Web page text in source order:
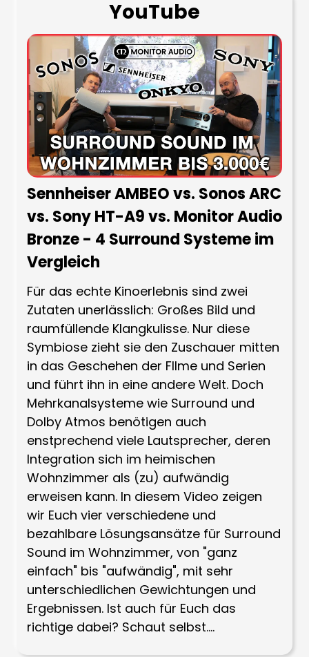
YouTube
Sennheiser AMBEO vs. Sonos ARC
vs. Sony HT-A9 vs. Monitor Audio
Bronze - 4 Surround Systeme im
Vergleich
Für das echte Kinoerlebnis sind zwei
Zutaten unerlässlich: Großes Bild und
raumfüllende Klangkulisse. Nur diese
Symbiose zieht sie den Zuschauer mitten
in das Geschehen der FIlme und Serien
und führt ihn in eine andere Welt. Doch
Mehrkanalsysteme wie Surround und
Dolby Atmos benötigen auch
enstprechend viele Lautsprecher, deren
Integration sich im heimischen
Wohnzimmer als (zu) aufwändig
erweisen kann. In diesem Video zeigen
wir Euch vier verschiedene und
bezahlbare Lösungsansätze für Surround
Sound im Wohnzimmer, von "ganz
einfach" bis "aufwändig", mit sehr
unterschiedlichen Gewichtungen und
Ergebnissen. Ist auch für Euch das
richtige dabei? Schaut selbst....